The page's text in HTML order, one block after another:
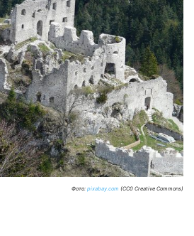
Фото: pixabay.com (CC0 Creative Commons)